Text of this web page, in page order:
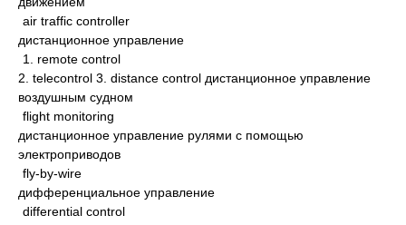
air traffic controller
дистанционное управление
1. remote control
2. telecontrol 3. distance control дистанционное управление
воздушным судном
flight monitoring
дистанционное управление рулями с помощью
электроприводов
fly-by-wire
дифференциальное управление
differential control